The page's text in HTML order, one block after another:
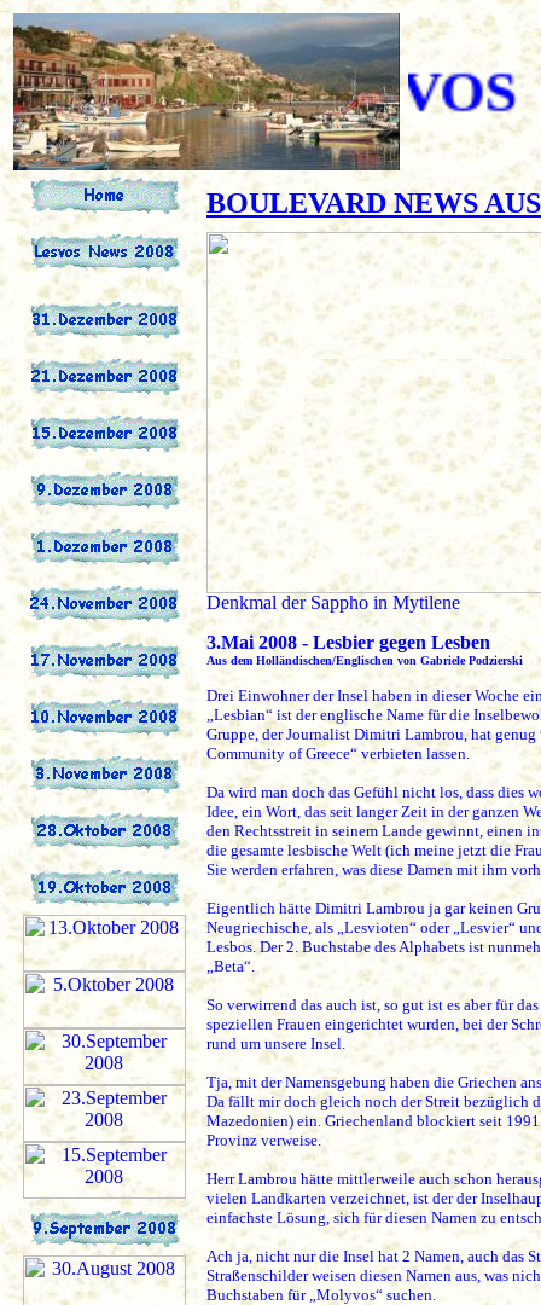
BOULEVARD NEWS
Denkmal der Sappho in Mytilene
3.Mai 2008 - Lesbier gegen Lesben
Aus dem Holländischen/Englischen von Gabriele Podzierski
Drei Einwohner der Insel haben in dieser Woche
„Lesbian“ ist der englische Name für die
Gruppe, der Journalist Dimitri Lambrou, hat
Community of Greece“ verbieten lassen.
Da wird man doch das Gefühl nicht los, dass dies
Idee, ein Wort, das seit langer Zeit in der ganzen
den Rechtsstreit in seinem Lande gewinnt, einen
die gesamte lesbische Welt (ich meine jetzt die
Sie werden erfahren, was diese Damen mit ihm
Eigentlich hätte Dimitri Lambrou ja gar keinen
Neugriechische, als „Lesvioten“ oder „Lesvier“
Lesbos. Der 2. Buchstabe des Alphabets ist
„Beta“.
So verwirrend das auch ist, so gut ist es aber für
speziellen Frauen eingerichtet wurden, bei der
rund um unsere Insel.
Tja, mit der Namensgebung haben die Griechen
Da fällt mir doch gleich noch der Streit bezüglich
Mazedonien) ein. Griechenland blockiert seit
Provinz verweise.
Herr Lambrou hätte mittlerweile auch schon
vielen Landkarten verzeichnet, ist der der
einfachste Lösung, sich für diesen Namen zu
Ach ja, nicht nur die Insel hat 2 Namen, auch das
Straßenschilder weisen diesen Namen aus, was
Buchstaben für „Molyvos“ suchen.